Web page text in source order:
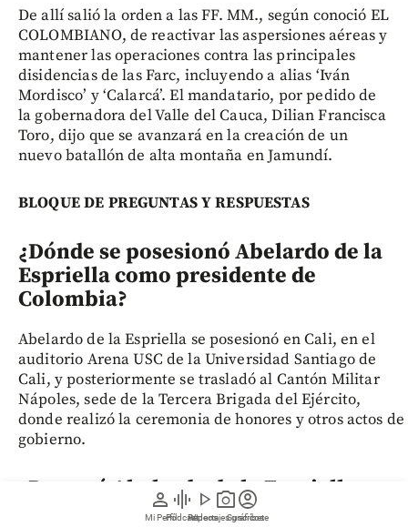
person
Mi Perfil
graphic_eq
Pódcast
play_arrow
Videos
photo_camera
Reportajes gráficos
account_circle
Suscríbete
De allí salió la orden a las FF. MM., según conoció EL
COLOMBIANO, de reactivar las aspersiones aéreas y
mantener las operaciones contra las principales
disidencias de las Farc, incluyendo a alias ‘Iván
Mordisco’ y ‘Calarcá’. El mandatario, por pedido de
la gobernadora del Valle del Cauca, Dilian Francisca
Toro, dijo que se avanzará en la creación de un
nuevo batallón de alta montaña en Jamundí.
BLOQUE DE PREGUNTAS Y RESPUESTAS
¿Dónde se posesionó Abelardo de la
Espriella como presidente de
Colombia?
Abelardo de la Espriella se posesionó en Cali, en el
auditorio Arena USC de la Universidad Santiago de
Cali, y posteriormente se trasladó al Cantón Militar
Nápoles, sede de la Tercera Brigada del Ejército,
donde realizó la ceremonia de honores y otros actos de
gobierno.
¿Por qué Abelardo de la Espriella
decidió realizar su posesión